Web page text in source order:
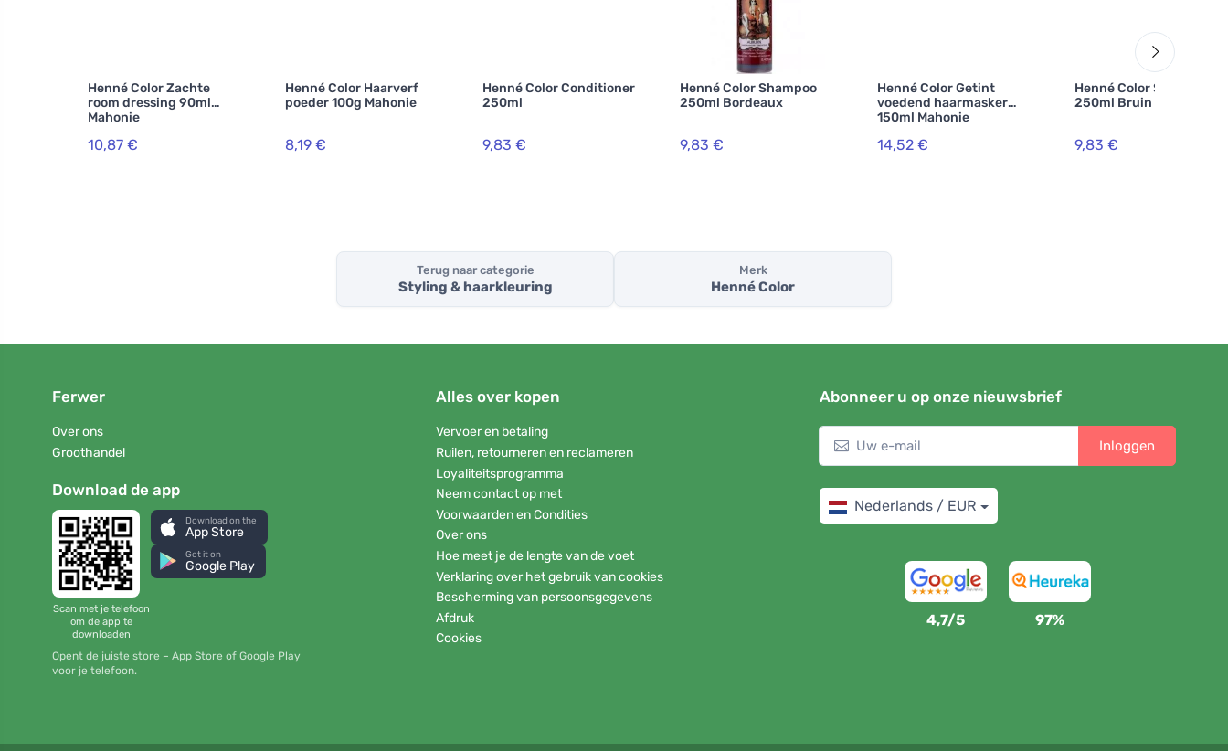
Henné Color Zachte
room dressing 90ml
Mahonie
10,87 €
Henné Color Haarverf
poeder 100g Mahonie
8,19 €
Henné Color Conditioner
250ml
9,83 €
Henné Color Shampoo
250ml Bordeaux
9,83 €
Henné Color Getint
voedend haarmasker
150ml Mahonie
14,52 €
Henné Color Shampoo
250ml Bruin
9,83 €
Terug naar categorie
Styling & haarkleuring
Merk
Henné Color
Ferwer
Over ons
Groothandel
Download de app
Scan met je telefoon
om de app te
downloaden
Download on the
App Store
Get it on
Google Play
Opent de juiste store – App Store of Google Play
voor je telefoon.
Alles over kopen
Vervoer en betaling
Ruilen, retourneren en reclameren
Loyaliteitsprogramma
Neem contact op met
Voorwaarden en Condities
Over ons
Hoe meet je de lengte van de voet
Verklaring over het gebruik van cookies
Bescherming van persoonsgegevens
Afdruk
Cookies
Abonneer u op onze nieuwsbrief
Inloggen
Nederlands / EUR
4,7/5 97%